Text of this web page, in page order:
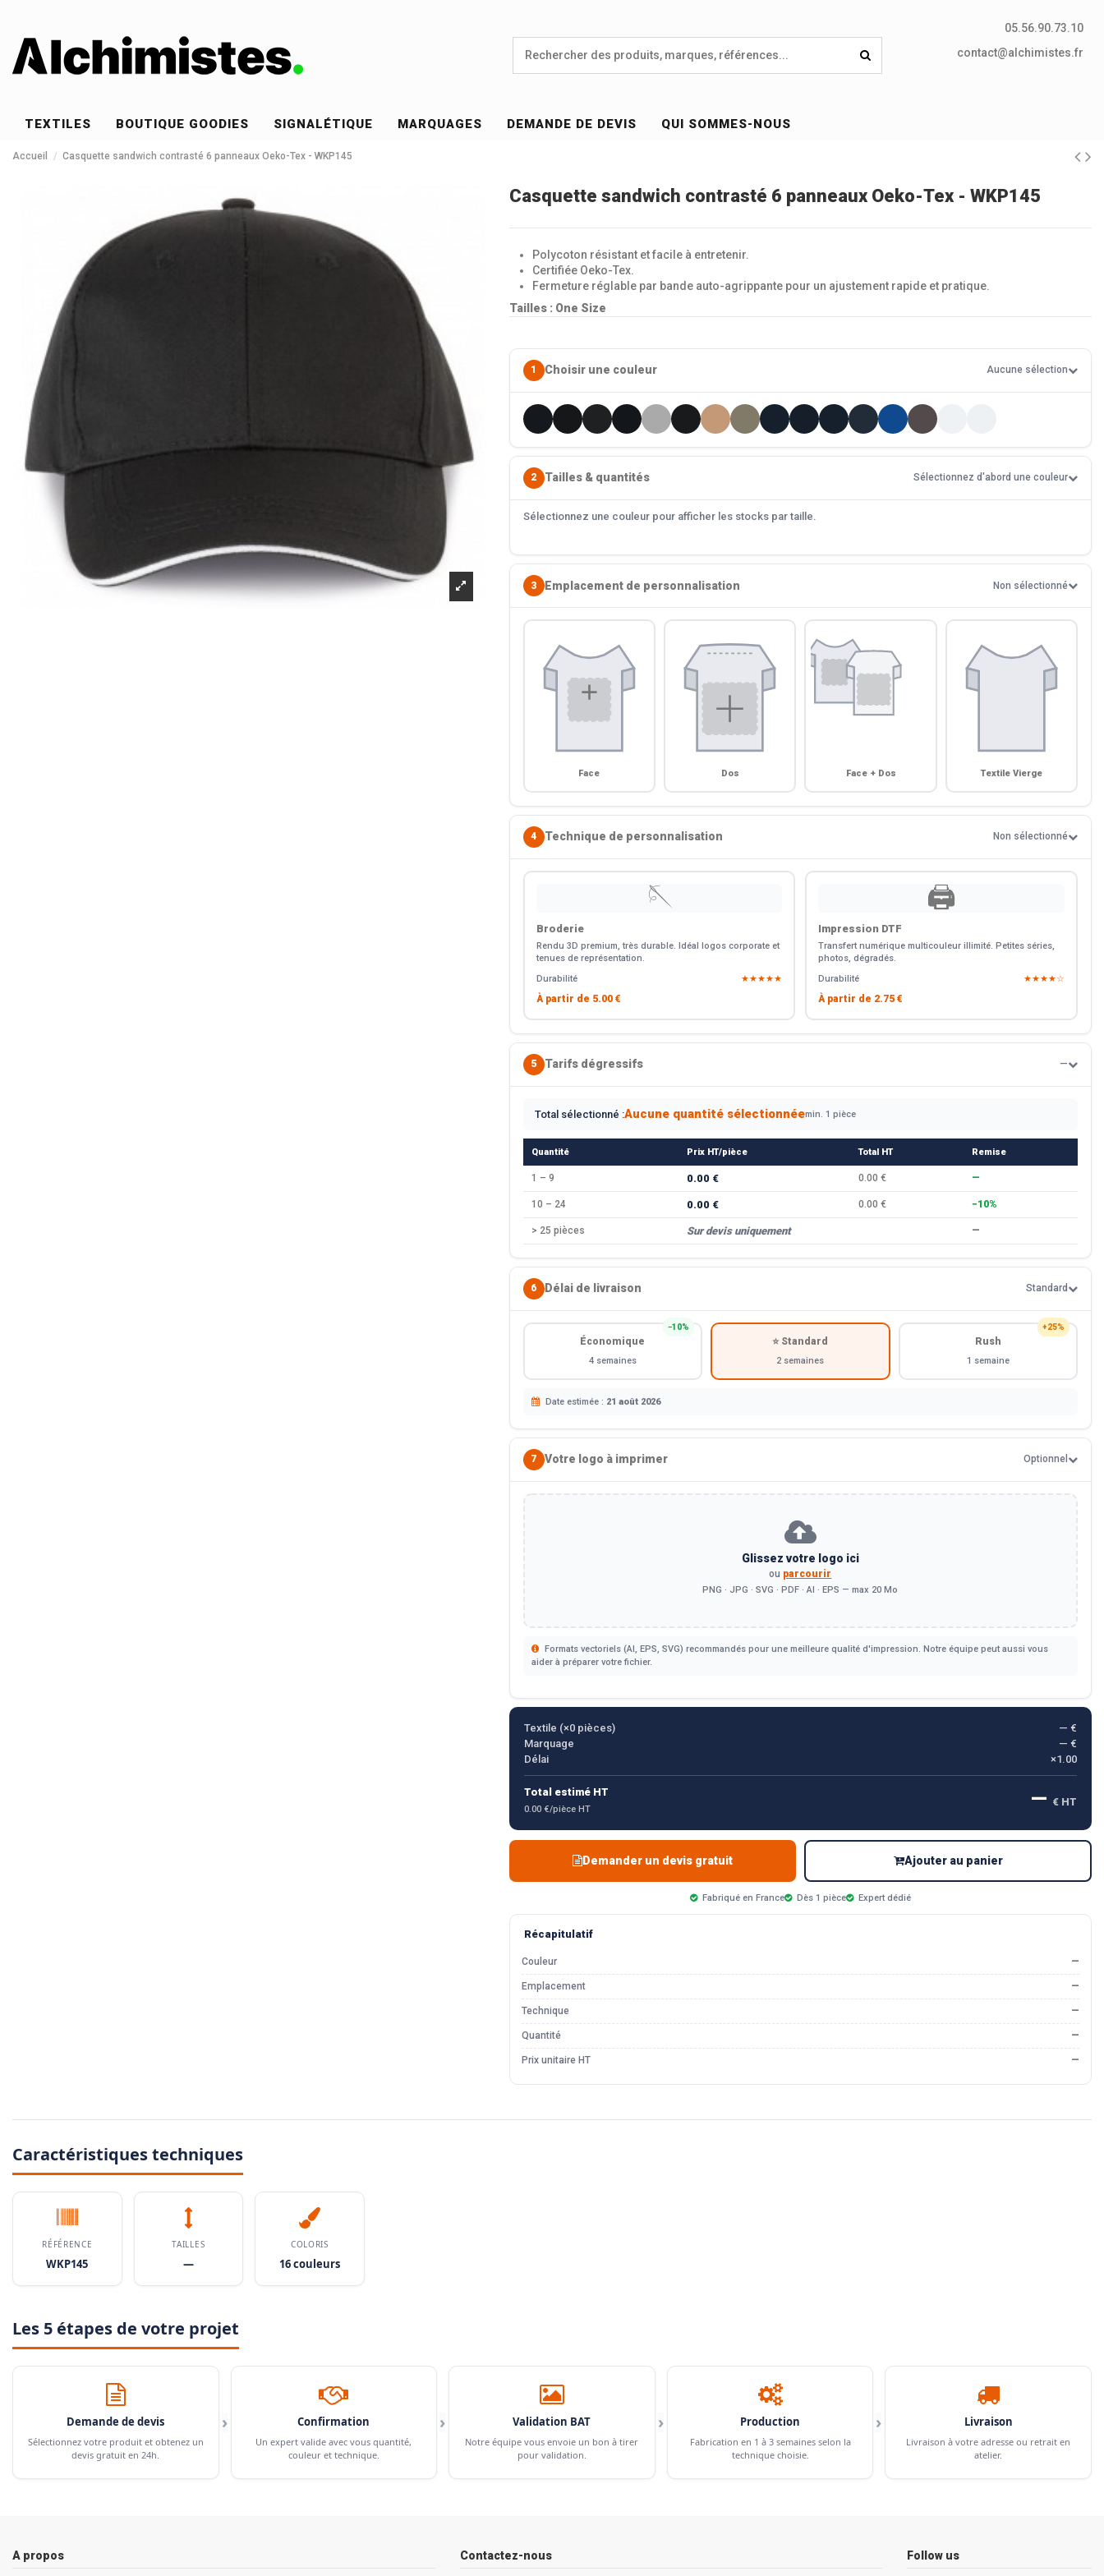
05.56.90.73.10
contact@alchimistes.fr
TEXTILES BOUTIQUE GOODIES SIGNALÉTIQUE MARQUAGES DEMANDE DE DEVIS QUI SOMMES-NOUS
Accueil Casquette sandwich contrasté 6 panneaux Oeko-Tex - WKP145
Casquette sandwich contrasté 6 panneaux Oeko-Tex - WKP145
Polycoton résistant et facile à entretenir.
Certifiée Oeko-Tex.
Fermeture réglable par bande auto-agrippante pour un ajustement rapide et pratique.
Tailles : One Size
1 Choisir une couleur Aucune sélection
2 Tailles & quantités Sélectionnez d'abord une couleur
Sélectionnez une couleur pour afficher les stocks par taille.
3 Emplacement de personnalisation Non sélectionné
Face Dos Face + Dos Textile Vierge
4 Technique de personnalisation Non sélectionné
🪡
Broderie
Rendu 3D premium, très durable. Idéal logos corporate et
tenues de représentation.
Durabilité
★★★★★
À partir de 5.00 €
🖨️
Impression DTF
Transfert numérique multicouleur illimité. Petites séries,
photos, dégradés.
Durabilité
★★★★☆
À partir de 2.75 €
5 Tarifs dégressifs —
Total sélectionné :Aucune quantité sélectionnéemin. 1 pièce
Quantité Prix HT/pièce Total HT Remise
1 – 9 0.00 € 0.00 € —
10 – 24 0.00 € 0.00 € −10%
> 25 pièces Sur devis uniquement —
6 Délai de livraison Standard
−10%
Économique
4 semaines
⭐ Standard
2 semaines
+25%
Rush
1 semaine
Date estimée : 21 août 2026
7 Votre logo à imprimer Optionnel
Glissez votre logo ici
ou parcourir
PNG · JPG · SVG · PDF · AI · EPS — max 20 Mo
Formats vectoriels (AI, EPS, SVG) recommandés pour une meilleure qualité d'impression. Notre équipe peut aussi vous
aider à préparer votre fichier.
Textile (×0pièces)
— €
Marquage
— €
Délai
×1.00
Total estimé HT
0.00 €/pièce HT — € HT
Demander un devis gratuit Ajouter au panier
Fabriqué en France Dès 1 pièce Expert dédié
Récapitulatif
Couleur —
Emplacement —
Technique —
Quantité —
Prix unitaire HT —
Caractéristiques techniques
RÉFÉRENCE
WKP145
TAILLES
—
COLORIS
16 couleurs
Les 5 étapes de votre projet
Demande de devis
Sélectionnez votre produit et obtenez un
devis gratuit en 24h.
› Confirmation
Un expert valide avec vous quantité,
couleur et technique.
› Validation BAT
Notre équipe vous envoie un bon à tirer
pour validation.
› Production
Fabrication en 1 à 3 semaines selon la
technique choisie.
› Livraison
Livraison à votre adresse ou retrait en
atelier.
A propos Contactez-nous Follow us